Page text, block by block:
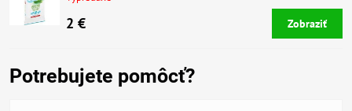
2 € Zobraziť
Potrebujete pomôcť?